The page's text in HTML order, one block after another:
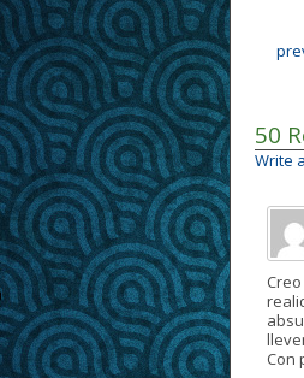
50
Write
Con